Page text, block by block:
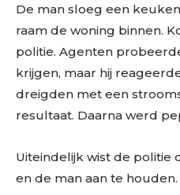
De man sloeg een
raam de woning binnen.
politie. Agenten
krijgen, maar hij
dreigden met een
resultaat. Daarna werd
Uiteindelijk wist de politie
en de man aan te